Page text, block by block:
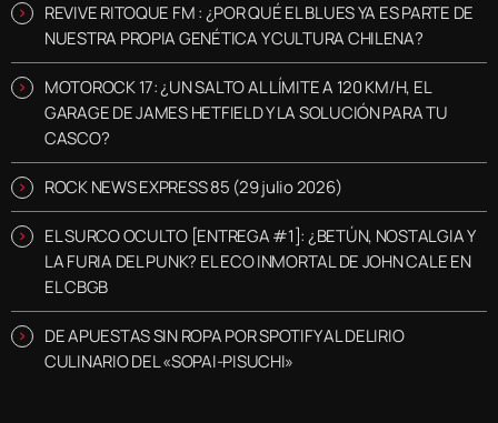
REVIVE RITOQUE FM : ¿POR QUÉ EL BLUES YA ES PARTE DE
NUESTRA PROPIA GENÉTICA Y CULTURA CHILENA?
MOTOROCK 17: ¿UN SALTO AL LÍMITE A 120 KM/H, EL
GARAGE DE JAMES HETFIELD Y LA SOLUCIÓN PARA TU
CASCO?
ROCK NEWS EXPRESS 85 (29 julio 2026)
EL SURCO OCULTO [ENTREGA #1]: ¿BETÚN, NOSTALGIA Y
LA FURIA DEL PUNK? EL ECO INMORTAL DE JOHN CALE EN
EL CBGB
DE APUESTAS SIN ROPA POR SPOTIFY AL DELIRIO
CULINARIO DEL «SOPAI-PISUCHI»